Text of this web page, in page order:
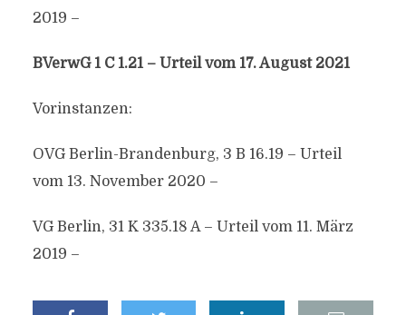
2019 –
BVerwG 1 C 1.21 – Urteil vom 17. August 2021
Vorinstanzen:
OVG Berlin-Brandenburg, 3 B 16.19 – Urteil
vom 13. November 2020 –
VG Berlin, 31 K 335.18 A – Urteil vom 11. März
2019 –